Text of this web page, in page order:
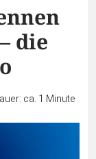
die
ca. 1 Minute